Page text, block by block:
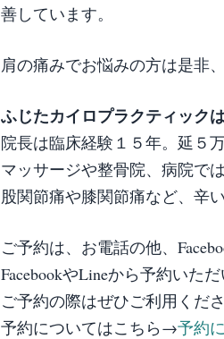
善しています。
肩の痛みでお悩みの方は是非
ふじたカイロプラクティック
院長は臨床経験１５年。延５
マッサージや整骨院、病院で
股関節痛や膝関節痛など、辛
ご予約は、お電話の他、
FacebookやLineから予約いた
ご予約の際はぜひご利用くださ
予約についてはこちら→予約